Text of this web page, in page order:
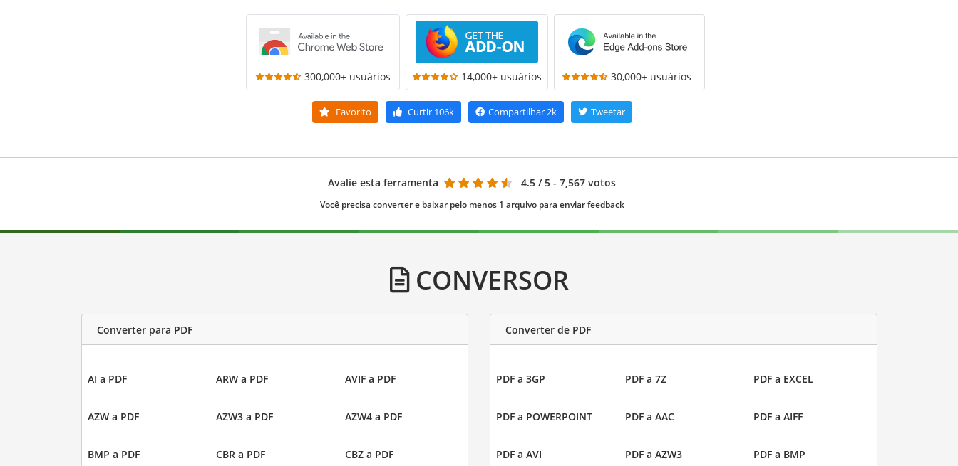
300,000+ usuários 14,000+ usuários 30,000+ usuários
Favorito Curtir106k Compartilhar2k Tweetar
Avalie esta ferramenta 4.5 / 5 - 7,567 votos
Você precisa converter e baixar pelo menos 1 arquivo para enviar feedback
CONVERSOR
Converter para PDF
AI a PDF ARW a PDF AVIF a PDF
AZW a PDF AZW3 a PDF AZW4 a PDF
BMP a PDF CBR a PDF CBZ a PDF
Converter de PDF
PDF a 3GP PDF a 7Z PDF a EXCEL
PDF a POWERPOINT PDF a AAC PDF a AIFF
PDF a AVI PDF a AZW3 PDF a BMP